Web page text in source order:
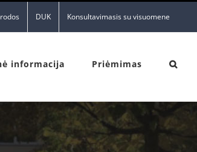
DUK Konsultavimasis su visuomene
informacija Priėmimas